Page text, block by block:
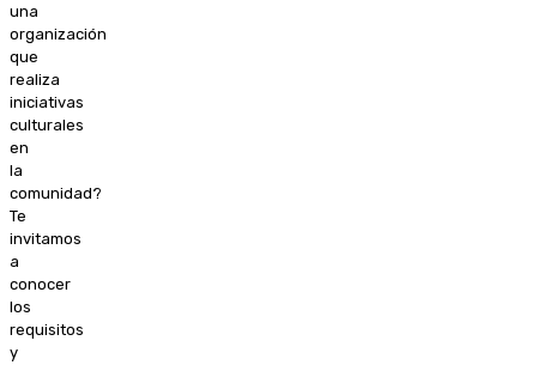
una
organización
que
realiza
iniciativas
culturales
en
la
comunidad?
Te
invitamos
a
conocer
los
requisitos
y